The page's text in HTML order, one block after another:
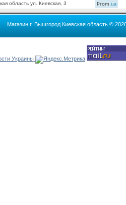
область ул. Киевская, 3 Prom.ua
Магазин г. Вышгород Киевская область ©